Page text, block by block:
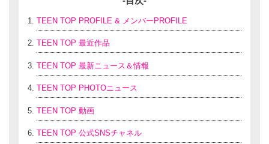
TEEN TOP PROFILE & メンバーPROFILE
TEEN TOP 最近作品
TEEN TOP 最新ニュース＆情報
TEEN TOP PHOTOニュース
TEEN TOP 動画
TEEN TOP 公式SNSチャネル